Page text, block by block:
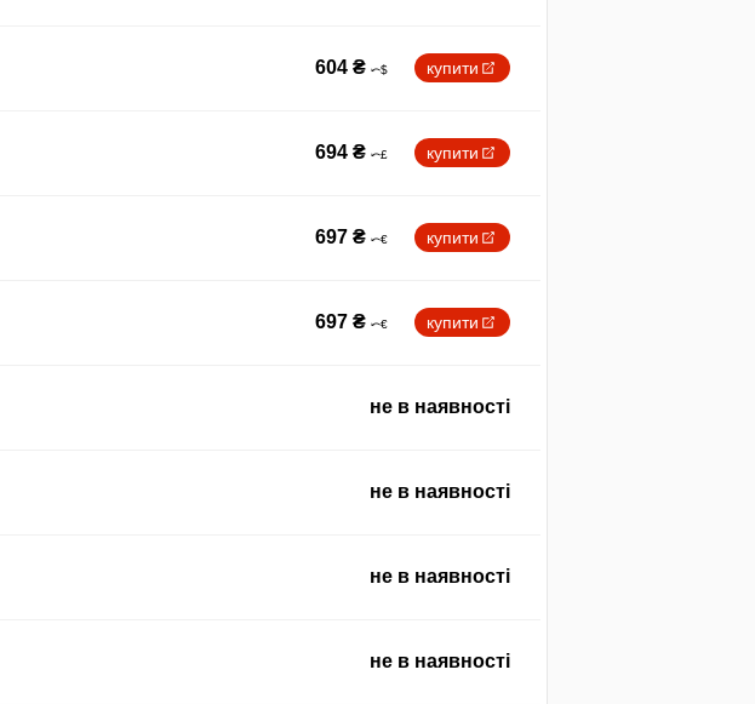
604 ₴ купити
694 ₴ купити
697 ₴ купити
697 ₴ купити
не в наявності
не в наявності
не в наявності
не в наявності